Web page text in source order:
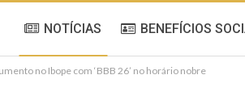
NOTÍCIAS BENEFÍCIOS
no Ibope com ‘BBB 26’ no horário nobre